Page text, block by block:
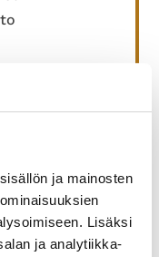
ja mainosten
Lisäksi
ja analytiikka-